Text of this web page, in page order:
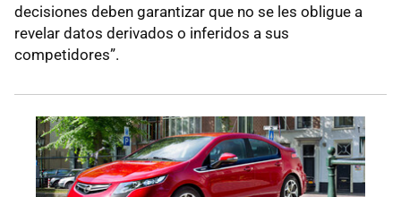
decisiones deben garantizar que no se les obligue a
revelar datos derivados o inferidos a sus
competidores”.